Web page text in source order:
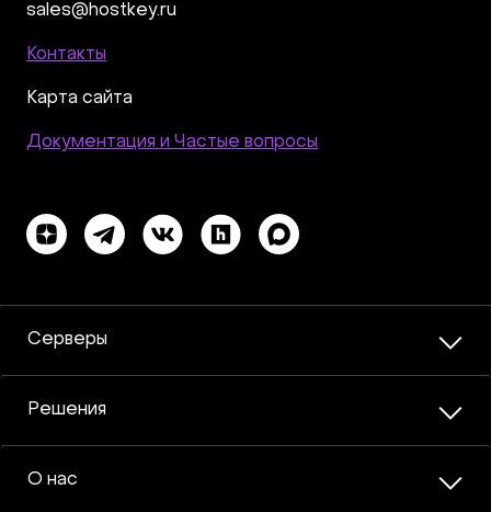
sales@hostkey.ru
Контакты
Карта сайта
Документация и Частые вопросы
Серверы
Решения
О нас